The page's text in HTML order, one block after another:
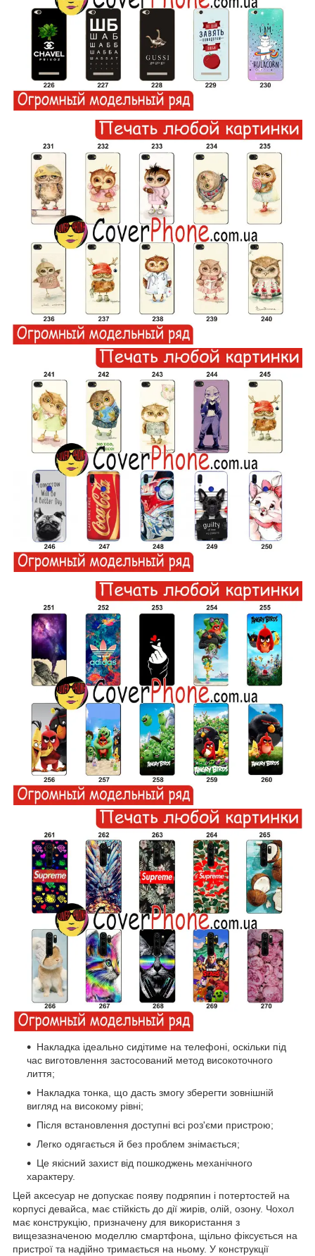
Накладка ідеально сидітиме на телефоні, оскільки під
час виготовлення застосований метод високоточного
лиття;
Накладка тонка, що дасть змогу зберегти зовнішній
вигляд на високому рівні;
Після встановлення доступні всі роз'єми пристрою;
Легко одягається й без проблем знімається;
Це якісний захист від пошкоджень механічного
характеру.
Цей аксесуар не допускає появу подряпин і потертостей на
корпусі девайса, має стійкість до дії жирів, олій, озону. Чохол
має конструкцію, призначену для використання з
вищезазначеною моделлю смартфона, щільно фіксується на
пристрої та надійно тримається на ньому. У конструкції